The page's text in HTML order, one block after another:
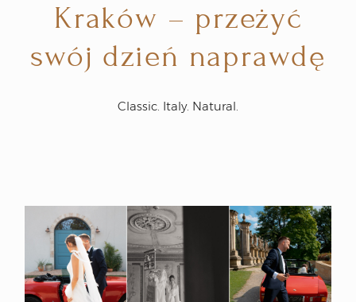
Kraków – przeżyć
swój dzień naprawdę
Classic. Italy. Natural.
Reportaże ślubne